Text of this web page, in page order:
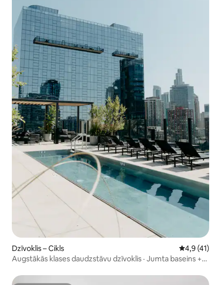
Dzīvoklis – Cikls Vidējais
4,9 (41)
Augstākās klases daudzstāvu dzīvoklis · Jumta baseins +